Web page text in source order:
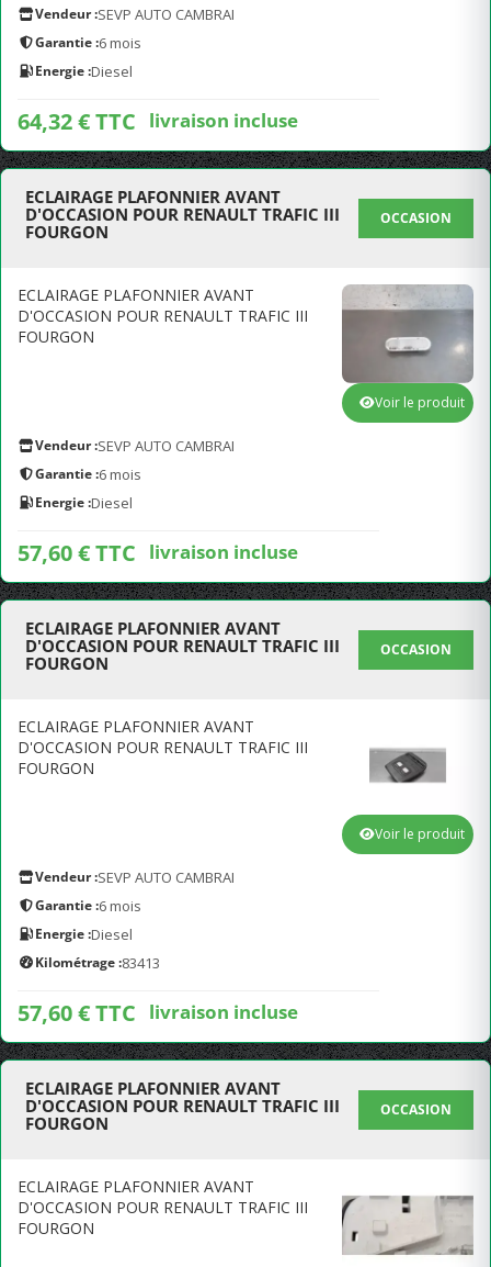
Vendeur :SEVP AUTO CAMBRAI
Garantie :6 mois
Energie :Diesel
64,32 € TTC livraison incluse
ECLAIRAGE PLAFONNIER AVANT
D'OCCASION POUR RENAULT TRAFIC III
FOURGON
OCCASION
ECLAIRAGE PLAFONNIER AVANT
D'OCCASION POUR RENAULT TRAFIC III
FOURGON
Vendeur :SEVP AUTO CAMBRAI
Garantie :6 mois
Energie :Diesel
57,60 € TTC livraison incluse
Voir le produit
ECLAIRAGE PLAFONNIER AVANT
D'OCCASION POUR RENAULT TRAFIC III
FOURGON
OCCASION
ECLAIRAGE PLAFONNIER AVANT
D'OCCASION POUR RENAULT TRAFIC III
FOURGON
Vendeur :SEVP AUTO CAMBRAI
Garantie :6 mois
Energie :Diesel
Kilométrage :83413
57,60 € TTC livraison incluse
Voir le produit
ECLAIRAGE PLAFONNIER AVANT
D'OCCASION POUR RENAULT TRAFIC III
FOURGON
OCCASION
ECLAIRAGE PLAFONNIER AVANT
D'OCCASION POUR RENAULT TRAFIC III
FOURGON